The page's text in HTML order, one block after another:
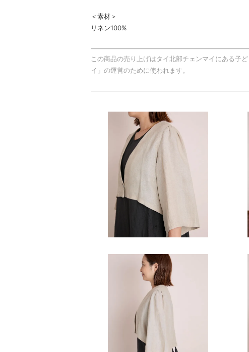
＜素材＞
リネン100%
この商品の売り上げはタイ北部チェンマイにある子
イ」の運営のために使われます。